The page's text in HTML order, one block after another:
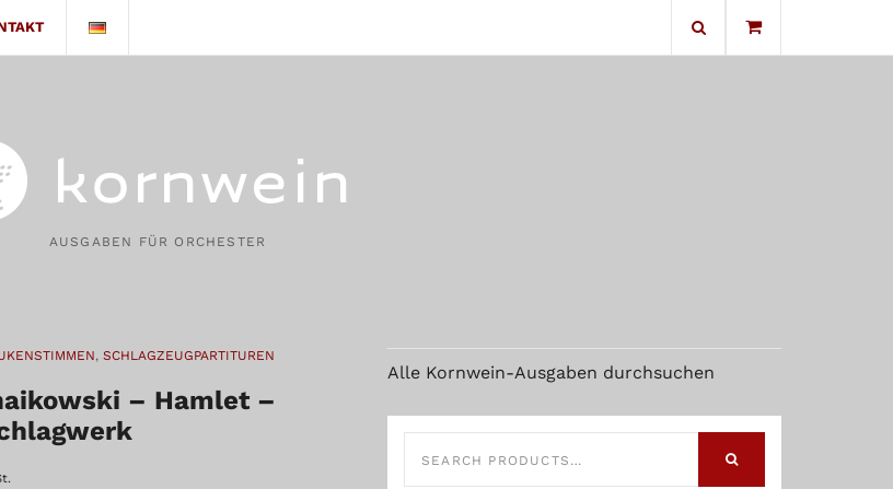
AUSGABEN FÜR ORCHESTER
, SCHLAGZEUGPARTITUREN
– Hamlet –
Alle Kornwein-Ausgaben durchsuchen
FOR: